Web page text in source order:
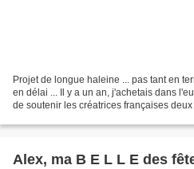
Projet de longue haleine ... pas tant en
en délai ... Il y a un an, j'achetais dans
de soutenir les créatrices françaises
Alex, ma B E L L E des